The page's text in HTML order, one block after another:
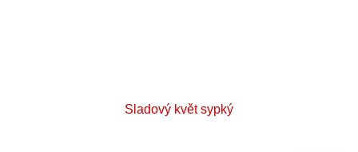
Sladový květ sypký